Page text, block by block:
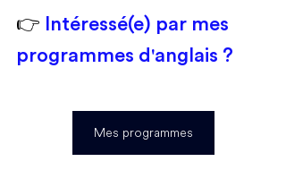
👉
Intéressé(e) par mes
programmes d'anglais ?
Mes programmes